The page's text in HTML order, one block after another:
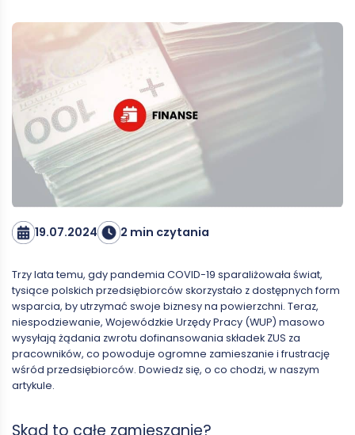
19.07.2024 2 min czytania
Trzy lata temu, gdy pandemia COVID-19 sparaliżowała świat,
tysiące polskich przedsiębiorców skorzystało z dostępnych form
wsparcia, by utrzymać swoje biznesy na powierzchni. Teraz,
niespodziewanie, Wojewódzkie Urzędy Pracy (WUP) masowo
wysyłają żądania zwrotu dofinansowania składek ZUS za
pracowników, co powoduje ogromne zamieszanie i frustrację
wśród przedsiębiorców. Dowiedz się, o co chodzi, w naszym
artykule.
Skąd to całe zamieszanie?